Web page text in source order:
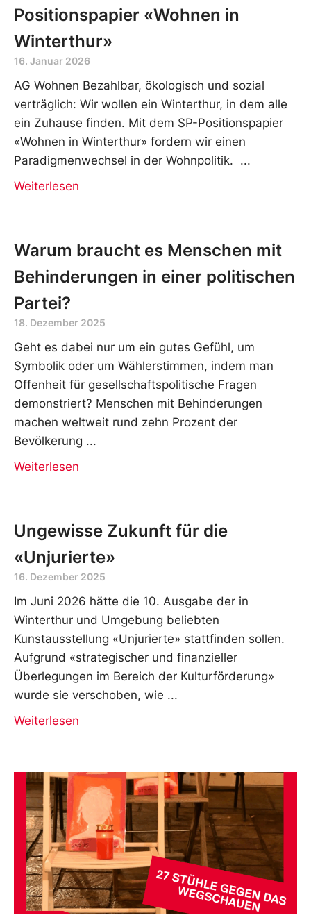
Positionspapier «Wohnen in
Winterthur»
16. Januar 2026
AG Wohnen Bezahlbar, ökologisch und sozial
verträglich: Wir wollen ein Winterthur, in dem alle
ein Zuhause finden. Mit dem SP-Positionspapier
«Wohnen in Winterthur» fordern wir einen
Paradigmenwechsel in der Wohnpolitik.
Weiterlesen
Warum braucht es Menschen mit
Behinderungen in einer politischen
Partei?
18. Dezember 2025
Geht es dabei nur um ein gutes Gefühl, um
Symbolik oder um Wählerstimmen, indem man
Offenheit für gesellschaftspolitische Fragen
demonstriert? Menschen mit Behinderungen
machen weltweit rund zehn Prozent der
Bevölkerung
Weiterlesen
Ungewisse Zukunft für die
«Unjurierte»
16. Dezember 2025
Im Juni 2026 hätte die 10. Ausgabe der in
Winterthur und Umgebung beliebten
Kunstausstellung «Unjurierte» stattfinden sollen.
Aufgrund «strategischer und finanzieller
Überlegungen im Bereich der Kulturförderung»
wurde sie verschoben, wie
Weiterlesen